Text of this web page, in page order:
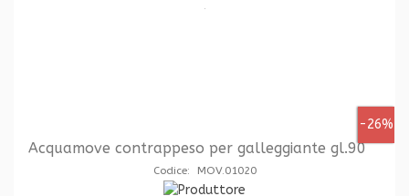
-26%
Acquamove contrappeso per galleggiante gl.90
Codice: MOV.01020